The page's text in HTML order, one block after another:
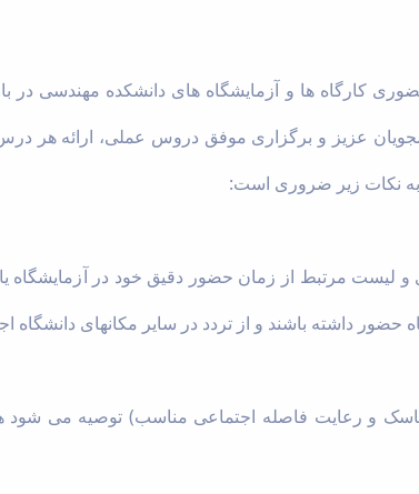
عزیز و برگزاری موفق دروس عملی، ارائه هر
نکات زیر ضروری است:
لیست مرتبط از زمان حضور دقیق خود در آزمایشگاه یا
داشته باشند و از تردد در سایر مکانهای دانشگاه
ماسک و رعایت فاصله اجتماعی مناسب) توصیه می شود